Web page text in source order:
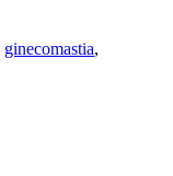
ginecomastia,